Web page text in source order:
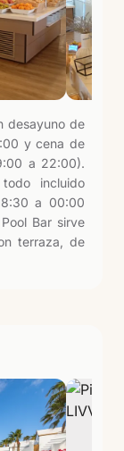
desayuno de
y cena de
a 22:00).
incluido
a 00:00
Bar sirve
terraza, de